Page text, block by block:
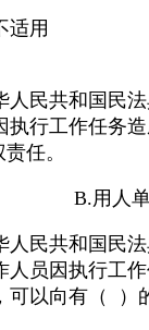
不适用 B.
人民共和国民
执行工作任务
任。
B.用人单
人民共和国民
人员因执行工
可以向有（ ）